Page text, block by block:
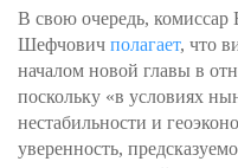
В свою очередь,
Шефчович полагает, что
началом новой главы в
поскольку «в условиях
нестабильности и
уверенность,